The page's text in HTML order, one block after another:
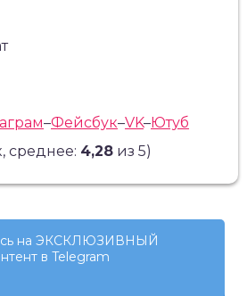
–Фейсбук–VK–Ютуб
среднее: 4,28 из 5)
на ЭКСКЛЮЗИВНЫЙ
в Telegram